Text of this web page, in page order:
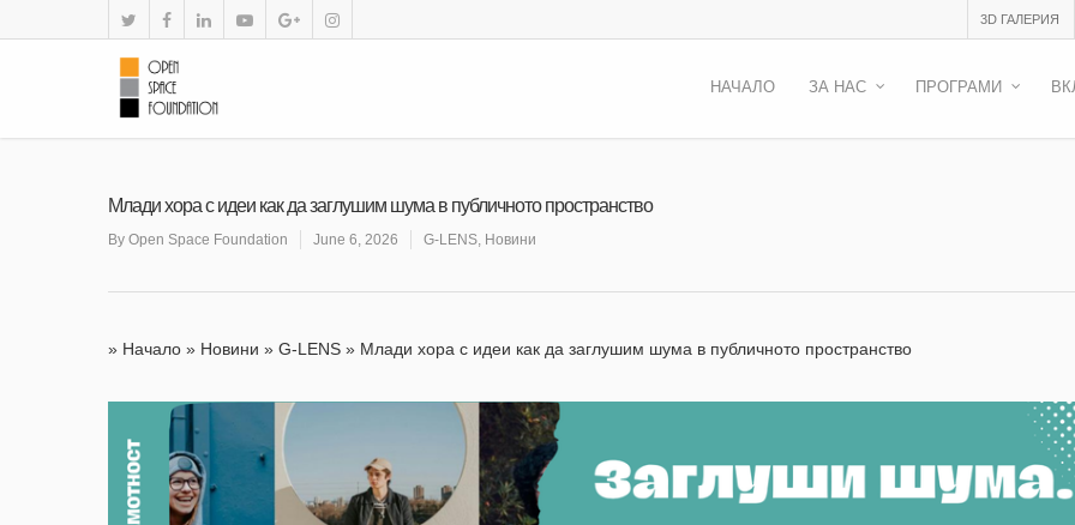
3D ГАЛЕРИЯ
НАЧАЛО ЗА НАС ПРОГРАМИ
Млади хора с идеи как да заглушим шума в публичното пространство
By Open Space Foundation June 6, 2026 G-LENS, Новини
» Начало » Новини » G-LENS » Млади хора с идеи как да заглушим шума в публичното пространство